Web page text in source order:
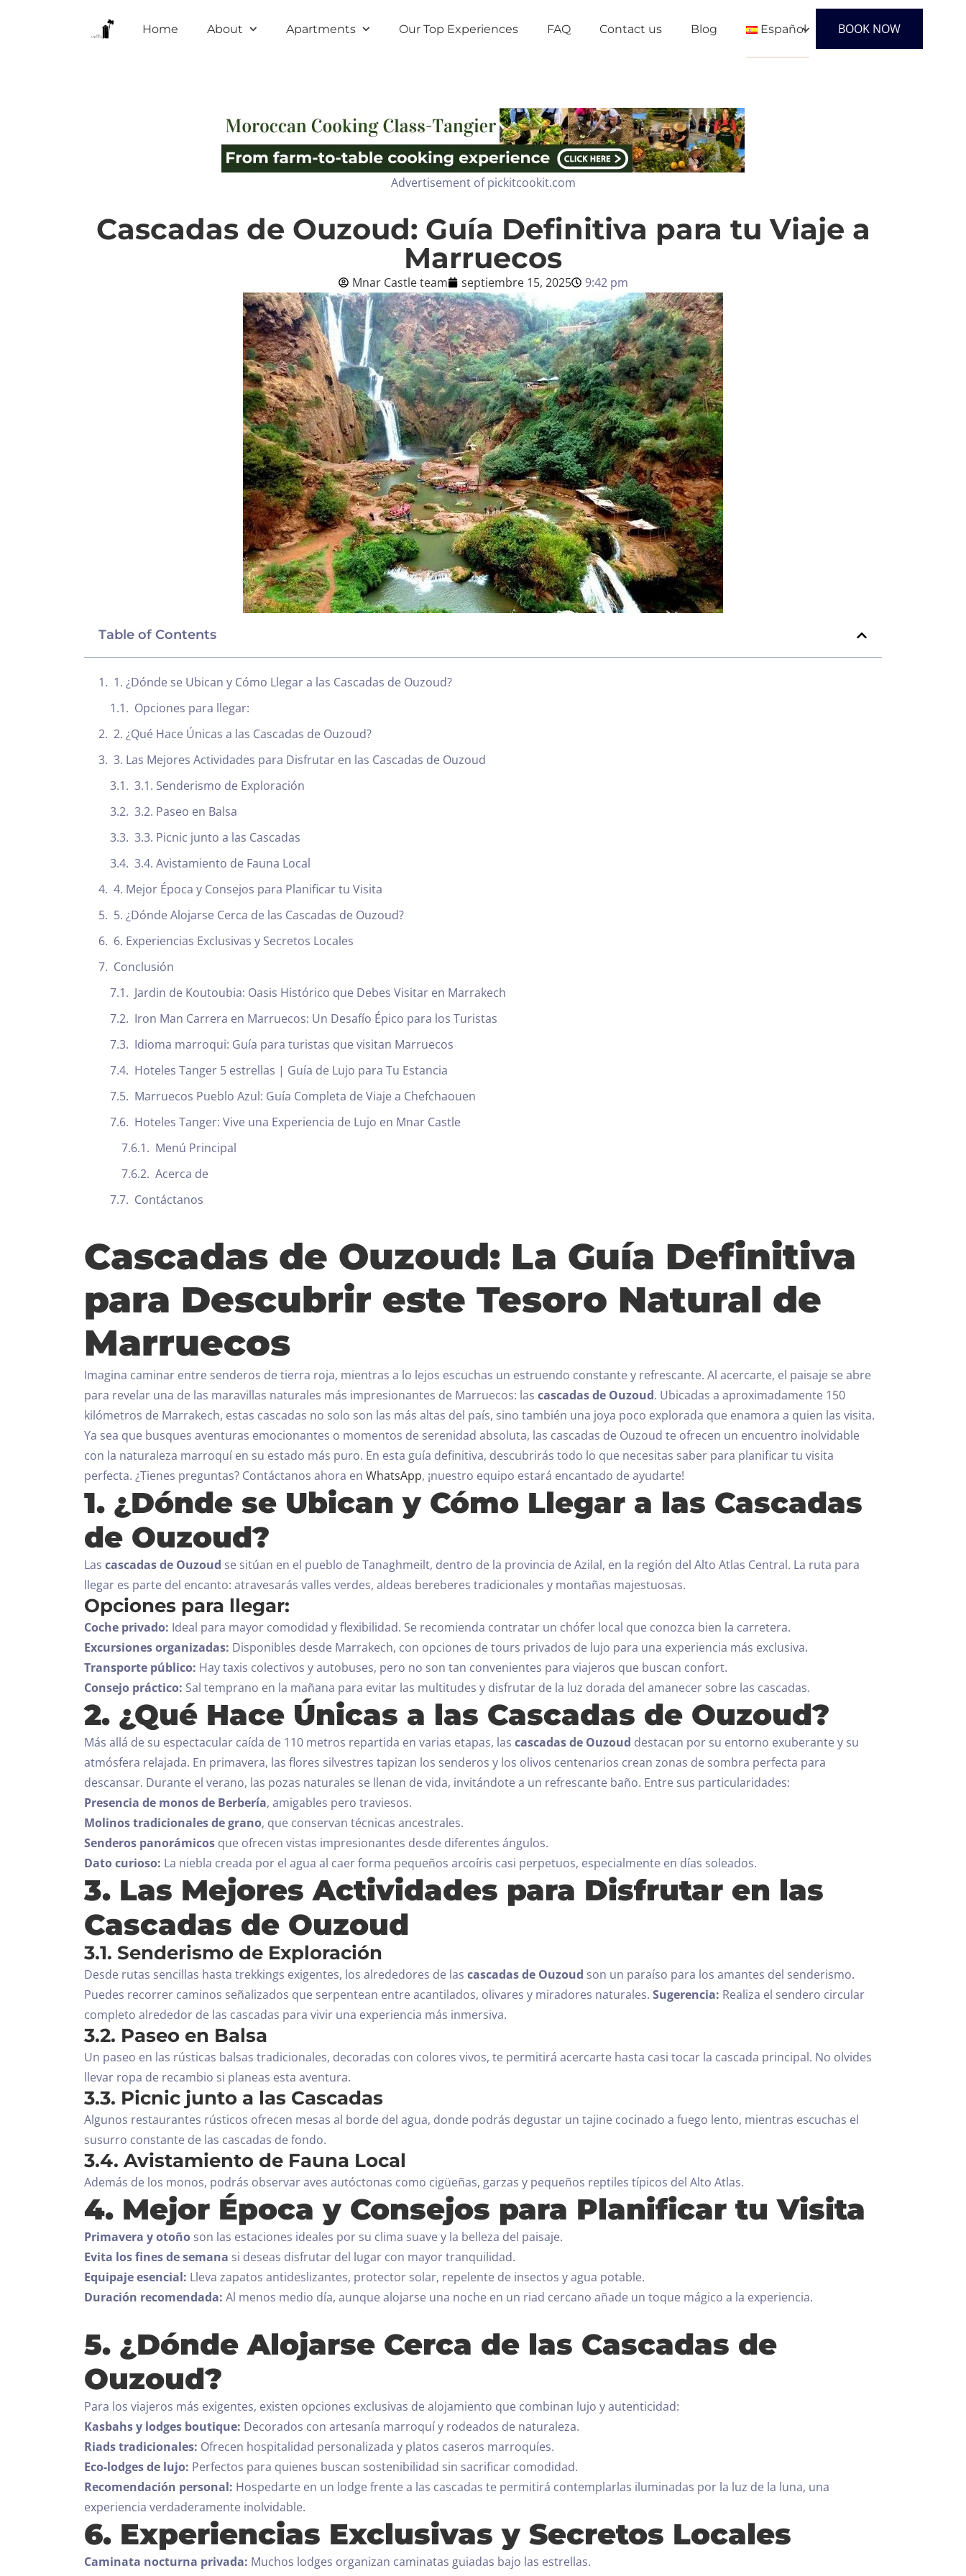
100
Home About Apartments Our Top Experiences FAQ Contact us Blog Español BOOK NOW
Advertisement of pickitcookit.com
Cascadas de Ouzoud: Guía Definitiva para tu Viaje a
Marruecos
Mnar Castle team septiembre 15, 2025 9:42 pm
Table of Contents
1. ¿Dónde se Ubican y Cómo Llegar a las Cascadas de Ouzoud?
Opciones para llegar:
2. ¿Qué Hace Únicas a las Cascadas de Ouzoud?
3. Las Mejores Actividades para Disfrutar en las Cascadas de Ouzoud
3.1. Senderismo de Exploración
3.2. Paseo en Balsa
3.3. Picnic junto a las Cascadas
3.4. Avistamiento de Fauna Local
4. Mejor Época y Consejos para Planificar tu Visita
5. ¿Dónde Alojarse Cerca de las Cascadas de Ouzoud?
6. Experiencias Exclusivas y Secretos Locales
Conclusión
Jardin de Koutoubia: Oasis Histórico que Debes Visitar en Marrakech
Iron Man Carrera en Marruecos: Un Desafío Épico para los Turistas
Idioma marroqui: Guía para turistas que visitan Marruecos
Hoteles Tanger 5 estrellas | Guía de Lujo para Tu Estancia
Marruecos Pueblo Azul: Guía Completa de Viaje a Chefchaouen
Hoteles Tanger: Vive una Experiencia de Lujo en Mnar Castle
Menú Principal
Acerca de
Contáctanos
Cascadas de Ouzoud: La Guía Definitiva
para Descubrir este Tesoro Natural de
Marruecos
Imagina caminar entre senderos de tierra roja, mientras a lo lejos escuchas un estruendo constante y refrescante. Al acercarte, el paisaje se abre
para revelar una de las maravillas naturales más impresionantes de Marruecos: las cascadas de Ouzoud. Ubicadas a aproximadamente 150
kilómetros de Marrakech, estas cascadas no solo son las más altas del país, sino también una joya poco explorada que enamora a quien las visita.
Ya sea que busques aventuras emocionantes o momentos de serenidad absoluta, las cascadas de Ouzoud te ofrecen un encuentro inolvidable
con la naturaleza marroquí en su estado más puro. En esta guía definitiva, descubrirás todo lo que necesitas saber para planificar tu visita
perfecta. ¿Tienes preguntas? Contáctanos ahora en WhatsApp, ¡nuestro equipo estará encantado de ayudarte!
1. ¿Dónde se Ubican y Cómo Llegar a las Cascadas
de Ouzoud?
Las cascadas de Ouzoud se sitúan en el pueblo de Tanaghmeilt, dentro de la provincia de Azilal, en la región del Alto Atlas Central. La ruta para
llegar es parte del encanto: atravesarás valles verdes, aldeas bereberes tradicionales y montañas majestuosas.
Opciones para llegar:
Coche privado: Ideal para mayor comodidad y flexibilidad. Se recomienda contratar un chófer local que conozca bien la carretera.
Excursiones organizadas: Disponibles desde Marrakech, con opciones de tours privados de lujo para una experiencia más exclusiva.
Transporte público: Hay taxis colectivos y autobuses, pero no son tan convenientes para viajeros que buscan confort.
Consejo práctico: Sal temprano en la mañana para evitar las multitudes y disfrutar de la luz dorada del amanecer sobre las cascadas.
2. ¿Qué Hace Únicas a las Cascadas de Ouzoud?
Más allá de su espectacular caída de 110 metros repartida en varias etapas, las cascadas de Ouzoud destacan por su entorno exuberante y su
atmósfera relajada. En primavera, las flores silvestres tapizan los senderos y los olivos centenarios crean zonas de sombra perfecta para
descansar. Durante el verano, las pozas naturales se llenan de vida, invitándote a un refrescante baño. Entre sus particularidades:
Presencia de monos de Berbería, amigables pero traviesos.
Molinos tradicionales de grano, que conservan técnicas ancestrales.
Senderos panorámicos que ofrecen vistas impresionantes desde diferentes ángulos.
Dato curioso: La niebla creada por el agua al caer forma pequeños arcoíris casi perpetuos, especialmente en días soleados.
3. Las Mejores Actividades para Disfrutar en las
Cascadas de Ouzoud
3.1. Senderismo de Exploración
Desde rutas sencillas hasta trekkings exigentes, los alrededores de las cascadas de Ouzoud son un paraíso para los amantes del senderismo.
Puedes recorrer caminos señalizados que serpentean entre acantilados, olivares y miradores naturales. Sugerencia: Realiza el sendero circular
completo alrededor de las cascadas para vivir una experiencia más inmersiva.
3.2. Paseo en Balsa
Un paseo en las rústicas balsas tradicionales, decoradas con colores vivos, te permitirá acercarte hasta casi tocar la cascada principal. No olvides
llevar ropa de recambio si planeas esta aventura.
3.3. Picnic junto a las Cascadas
Algunos restaurantes rústicos ofrecen mesas al borde del agua, donde podrás degustar un tajine cocinado a fuego lento, mientras escuchas el
susurro constante de las cascadas de fondo.
3.4. Avistamiento de Fauna Local
Además de los monos, podrás observar aves autóctonas como cigüeñas, garzas y pequeños reptiles típicos del Alto Atlas.
4. Mejor Época y Consejos para Planificar tu Visita
Primavera y otoño son las estaciones ideales por su clima suave y la belleza del paisaje.
Evita los fines de semana si deseas disfrutar del lugar con mayor tranquilidad.
Equipaje esencial: Lleva zapatos antideslizantes, protector solar, repelente de insectos y agua potable.
Duración recomendada: Al menos medio día, aunque alojarse una noche en un riad cercano añade un toque mágico a la experiencia.
5. ¿Dónde Alojarse Cerca de las Cascadas de
Ouzoud?
Para los viajeros más exigentes, existen opciones exclusivas de alojamiento que combinan lujo y autenticidad:
Kasbahs y lodges boutique: Decorados con artesanía marroquí y rodeados de naturaleza.
Riads tradicionales: Ofrecen hospitalidad personalizada y platos caseros marroquíes.
Eco-lodges de lujo: Perfectos para quienes buscan sostenibilidad sin sacrificar comodidad.
Recomendación personal: Hospedarte en un lodge frente a las cascadas te permitirá contemplarlas iluminadas por la luz de la luna, una
experiencia verdaderamente inolvidable.
6. Experiencias Exclusivas y Secretos Locales
Caminata nocturna privada: Muchos lodges organizan caminatas guiadas bajo las estrellas.
Día de llegada
Día de salida
Adultos
1
Niños Todas las edades
0
BUSCAR